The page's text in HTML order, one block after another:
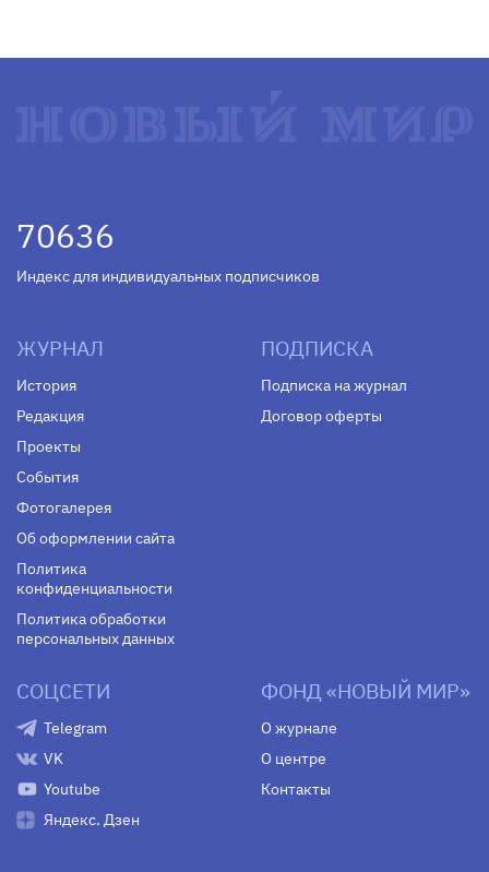
70636
Индекс для индивидуальных подписчиков
ЖУРНАЛ
История
Редакция
Проекты
События
Фотогалерея
Об оформлении сайта
Политика
конфиденциальности
Политика обработки
персональных данных
ПОДПИСКА
Подписка на журнал
Договор оферты
СОЦСЕТИ
Telegram
VK
Youtube
Яндекс. Дзен
ФОНД «НОВЫЙ МИР»
О журнале
О центре
Контакты